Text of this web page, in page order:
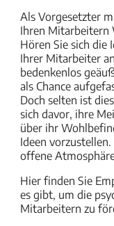
Als Vorgesetzter
Ihren Mitarbeitern
Hören Sie sich die
Ihrer Mitarbeiter
bedenkenlos
als Chance
Doch selten ist
sich davor, ihre
über ihr
Ideen
offene
Hier finden Sie
es gibt, um die
Mitarbeitern zu